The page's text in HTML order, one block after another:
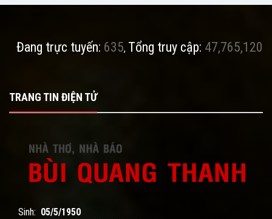
Đang trực tuyến: 635, Tổng truy cập: 47,765,120
TRANG TIN ĐIỆN TỬ
Sinh: 05/5/1950